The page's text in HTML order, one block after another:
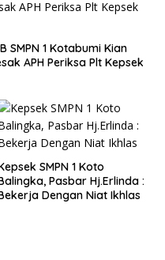
SMPN 1 Kotabumi Kian
APH Periksa Plt Kepsek
SMPN 1 Koto
Pasbar Hj.Erlinda :
Dengan Niat Ikhlas